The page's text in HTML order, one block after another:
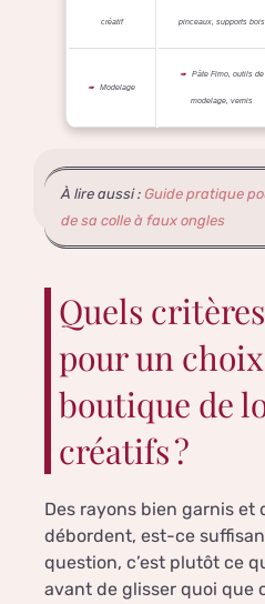
créatif pinceaux, supports bois
Modelage
Pâte Fimo, outils de
modelage, vernis
À lire aussi : Guide pratique
de sa colle à faux ongles
Quels
pour un
boutique de
créatifs ?
Des rayons bien garnis et
débordent, est-ce
question, c’est plutôt ce
avant de glisser quoi que